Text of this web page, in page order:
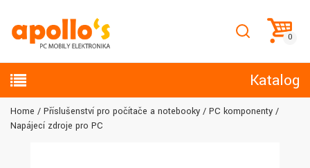
Katalog
Home Příslušenství pro počítače a notebooky
PC komponenty
Napájecí zdroje pro PC